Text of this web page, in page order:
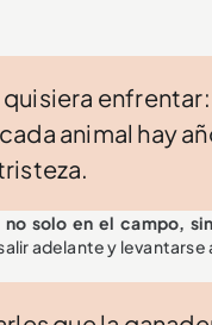
animal hay
solo en el campo,
adelante y